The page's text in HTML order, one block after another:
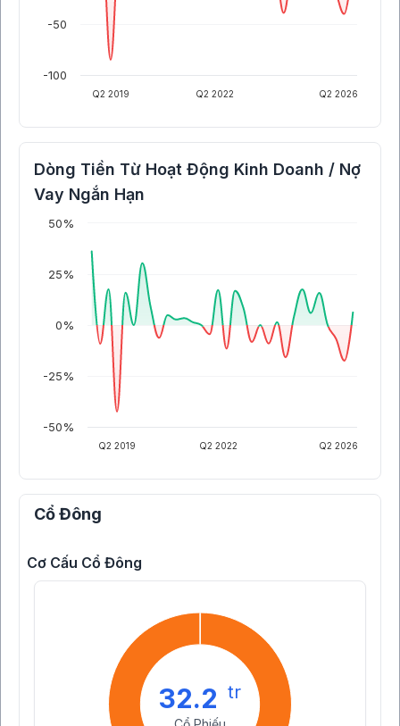
Q2 2019 Q2 2022 Q2 2026
-100
-50
Dòng Tiền Từ Hoạt Động Kinh Doanh / Nợ
Vay Ngắn Hạn
Q2 2019 Q2 2022 Q2 2026
-50%
-25%
0%
25%
50%
Cổ Đông
Cơ Cấu Cổ Đông
32.2 tr